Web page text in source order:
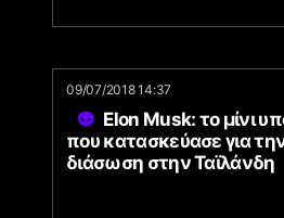
09/07/2018 14:37
Elon Musk: το μίνι
που κατασκεύασε για
διάσωση στην Ταϊλάνδη